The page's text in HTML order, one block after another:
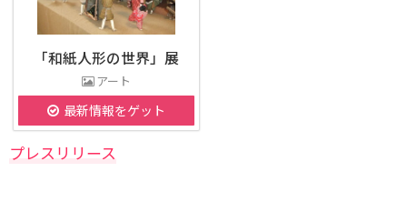
「和紙人形の世界」展
アート
最新情報をゲット
プレスリリース